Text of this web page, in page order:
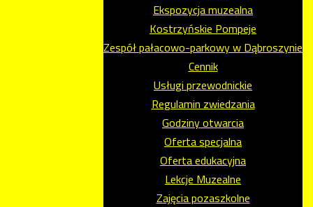
Ekspozycja muzealna
Kostrzyńskie Pompeje
Zespół pałacowo-parkowy w Dąbroszynie
Cennik
Usługi przewodnickie
Regulamin zwiedzania
Godziny otwarcia
Oferta specjalna
Oferta edukacyjna
Lekcje Muzealne
Zajęcia pozaszkolne